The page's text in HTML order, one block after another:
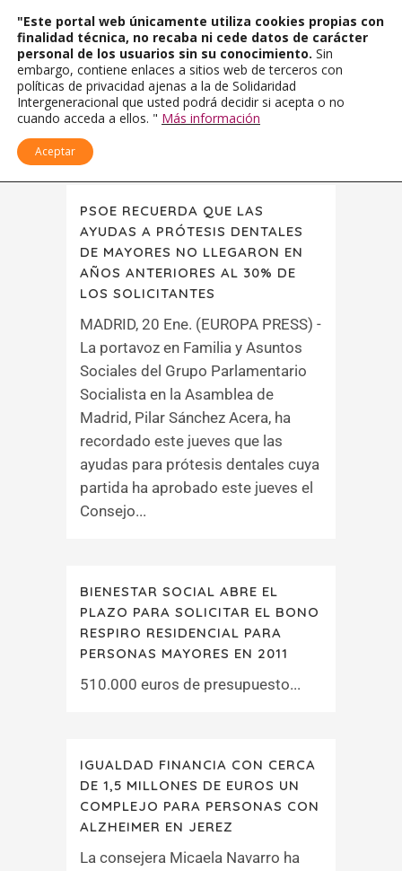
PSOE RECUERDA QUE LAS
AYUDAS A PRÓTESIS DENTALES
DE MAYORES NO LLEGARON EN
AÑOS ANTERIORES AL 30% DE
LOS SOLICITANTES
MADRID, 20 Ene. (EUROPA PRESS) -
La portavoz en Familia y Asuntos
Sociales del Grupo Parlamentario
Socialista en la Asamblea de
Madrid, Pilar Sánchez Acera, ha
recordado este jueves que las
ayudas para prótesis dentales cuya
partida ha aprobado este jueves el
Consejo...
BIENESTAR SOCIAL ABRE EL
PLAZO PARA SOLICITAR EL BONO
RESPIRO RESIDENCIAL PARA
PERSONAS MAYORES EN 2011
510.000 euros de presupuesto...
IGUALDAD FINANCIA CON CERCA
DE 1,5 MILLONES DE EUROS UN
COMPLEJO PARA PERSONAS CON
ALZHEIMER EN JEREZ
La consejera Micaela Navarro ha
"Este portal web únicamente utiliza cookies propias con
finalidad técnica, no recaba ni cede datos de carácter
personal de los usuarios sin su conocimiento. Sin
embargo, contiene enlaces a sitios web de terceros con
políticas de privacidad ajenas a la de Solidaridad
Intergeneracional que usted podrá decidir si acepta o no
cuando acceda a ellos. " Más información
Aceptar